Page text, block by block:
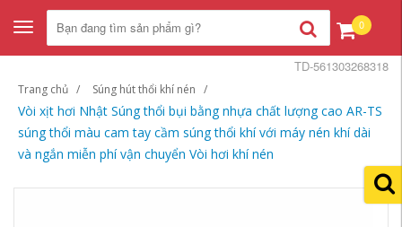
Toggle
navigation
0
Trang chủ Súng hút thổi khí nén
Vòi xịt hơi Nhật Súng thổi bụi bằng nhựa chất lượng cao AR-TS
súng thổi màu cam tay cầm súng thổi khí với máy nén khí dài
và ngắn miễn phí vận chuyển Vòi hơi khí nén
TD-561303268318